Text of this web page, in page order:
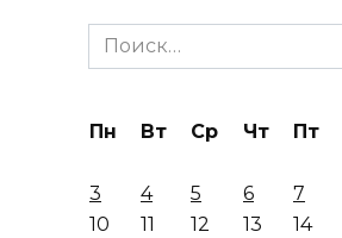
Search
for:
Пн Вт Ср Чт Пт
3
4 5 6 7
10
11 12 13 14